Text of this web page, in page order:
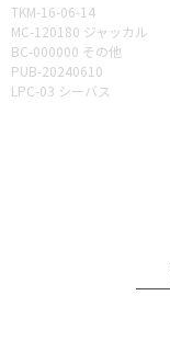
TKM-16-06-14
MC-120180 ジャッカル
BC-000000 その他
PUB-20240610
LPC-03 シーバス